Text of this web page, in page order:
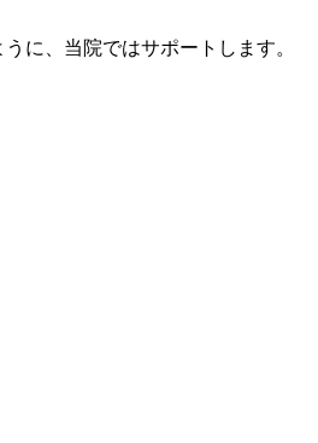
に、当院ではサポートします。